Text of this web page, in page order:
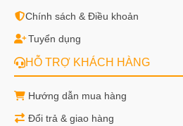
Chính sách & Điều khoản
Tuyển dụng
HỖ TRỢ KHÁCH HÀNG
Hướng dẫn mua hàng
Đổi trả & giao hàng